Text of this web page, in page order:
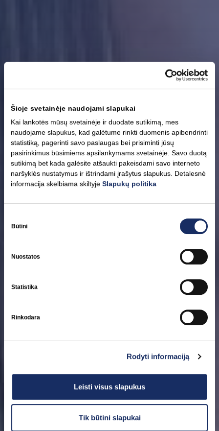
Šioje svetainėje naudojami slapukai
Kai lankotės mūsų svetainėje ir duodate sutikimą, mes
naudojame slapukus, kad galėtume rinkti duomenis apibendrinti
statistiką, pagerinti savo paslaugas bei prisiminti jūsų
pasirinkimus būsimiems apsilankymams svetainėje. Savo duotą
sutikimą bet kada galėsite atšaukti pakeisdami savo interneto
naršyklės nustatymus ir ištrindami įrašytus slapukus. Detalesnė
informacija skelbiama skiltyjeSlapukų politika
pasirinkimas
Būtini
Nuostatos
Statistika
Rinkodara
Rodyti informaciją
Leisti visus slapukus
Tik būtini slapukai
Vertybinės nuostatos
Mes esame įvairių energetiškai sumanių žmonių komanda, kurią